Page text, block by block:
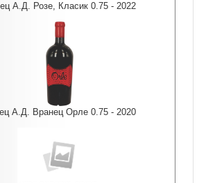
А.Д. Розе, Класик 0.75 - 2022
А.Д. Вранец Орле 0.75 - 2020